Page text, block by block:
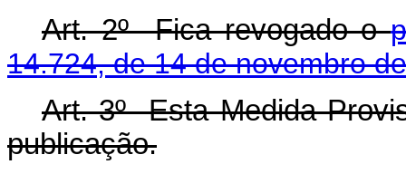
Art. 2º Fica revogado o
14.724, de 14 de novembro
Art. 3º Esta Medida
publicação.